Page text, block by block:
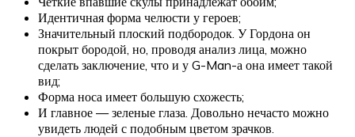
Идентичная форма челюсти у героев;
Значительный плоский подбородок. У Гордона он
покрыт бородой, но, проводя анализ лица, можно
сделать заключение, что и у G-Man-а она имеет такой
вид;
Форма носа имеет большую схожесть;
И главное — зеленые глаза. Довольно нечасто можно
увидеть людей с подобным цветом зрачков.